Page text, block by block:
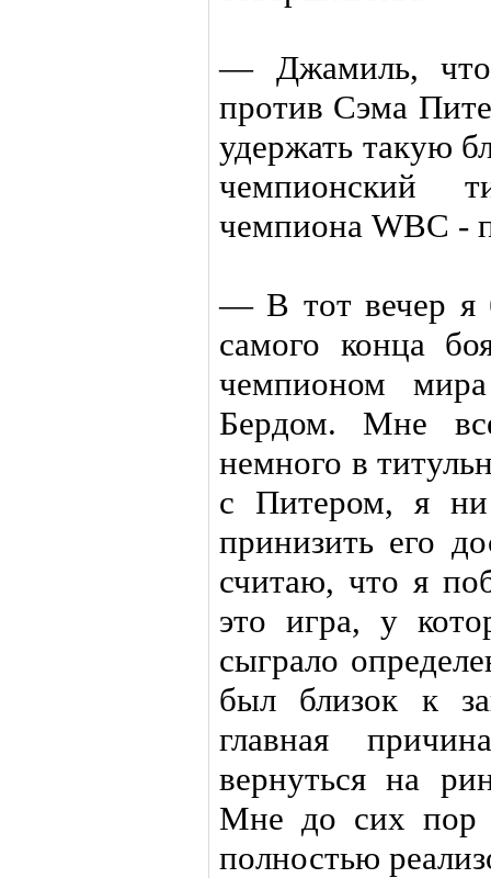
— Джамиль, что
против Сэма
удержать такую
чемпионский
чемпиона WBC -
— В тот вечер я
самого конца
чемпионом
Бердом. Мне
немного в
с Питером, я
принизить его
считаю, что я
это игра, у
сыграло
был близок к
главная
вернуться на
Мне до сих пор
полностью